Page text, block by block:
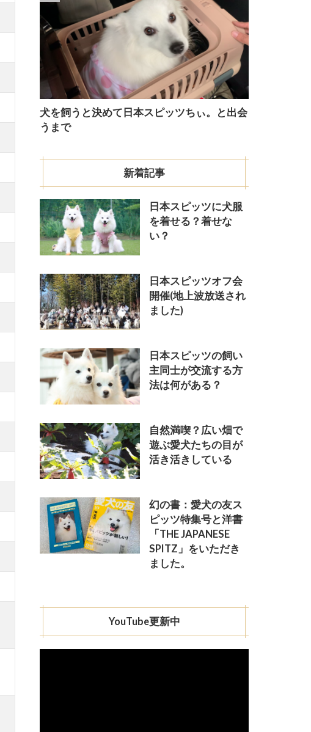
犬を飼うと決めて日本スピッツちぃ。と出会
うまで
新着記事
日本スピッツに犬服
を着せる？着せな
い？
日本スピッツオフ会
開催(地上波放送され
ました)
日本スピッツの飼い
主同士が交流する方
法は何がある？
自然満喫？広い畑で
遊ぶ愛犬たちの目が
活き活きしている
幻の書：愛犬の友ス
ピッツ特集号と洋書
「THE JAPANESE
SPITZ」をいただき
ました。
YouTube更新中